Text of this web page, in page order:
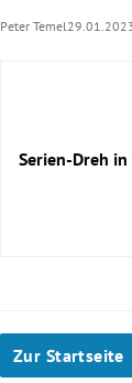
Peter Temel
Serien-Dreh in
Zur Startseite